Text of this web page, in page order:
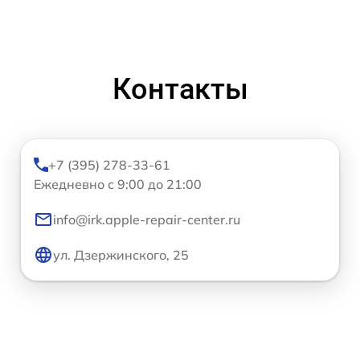
Контакты
+7 (395) 278-33-61
Ежедневно с 9:00 до 21:00
info@irk.apple-repair-center.ru
ул. Дзержинского, 25